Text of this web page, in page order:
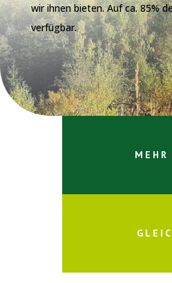
wir ihnen bieten. Auf ca. 85%
verfügbar.
MEHR